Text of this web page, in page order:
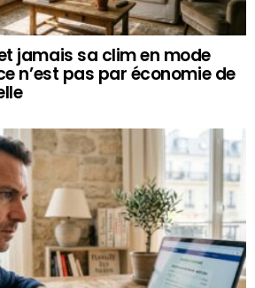
jamais sa clim en mode
n’est pas par économie de